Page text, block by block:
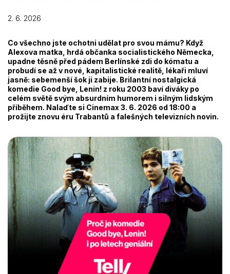
2. 6. 2026
Co všechno jste ochotni udělat pro svou mámu? Když
Alexova matka, hrdá občanka socialistického Německa,
upadne těsně před pádem Berlínské zdi do kómatu a
probudí se až v nové, kapitalistické realitě, lékaři mluví
jasně: sebemenší šok ji zabije. Brilantní nostalgická
komedie Good bye, Lenin! z roku 2003 baví diváky po
celém světě svým absurdním humorem i silným lidským
příběhem. Nalaďte si Cinemax 3. 6. 2026 od 18:00 a
prožijte znovu éru Trabantů a falešných televizních novin.